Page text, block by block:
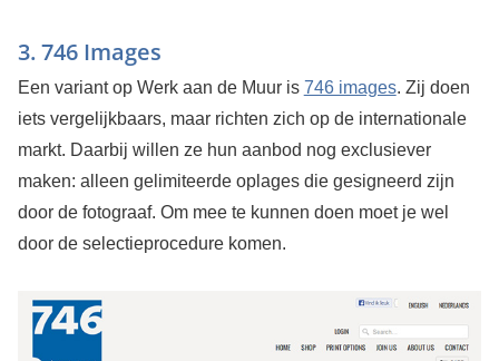
3. 746 Images
Een variant op Werk aan de Muur is 746 images. Zij doen
iets vergelijkbaars, maar richten zich op de internationale
markt. Daarbij willen ze hun aanbod nog exclusiever
maken: alleen gelimiteerde oplages die gesigneerd zijn
door de fotograaf. Om mee te kunnen doen moet je wel
door de selectieprocedure komen.